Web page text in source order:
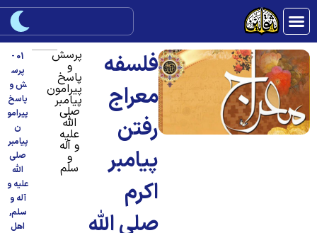
فلسفه
معراج
رفتن
پیامبر
اکرم
صلی الله
پرسش
و
پاسخ
پیرامون
پیامبر
صلی
الله
علیه
و آله
و
سلم
01 -
پرس
ش و
پاسخ
پیرامو
پیامبر
صلی
الله
علیه و
آله و
سلم,
اهل